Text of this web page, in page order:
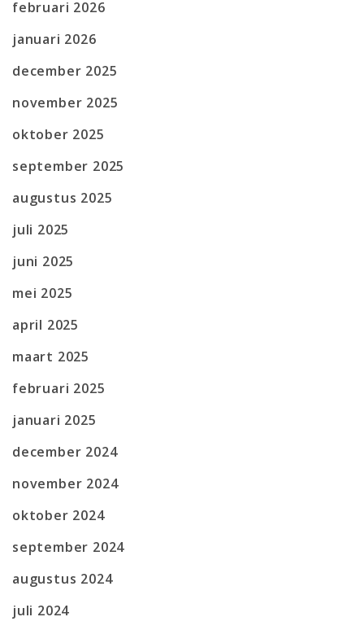
februari 2026
januari 2026
december 2025
november 2025
oktober 2025
september 2025
augustus 2025
juli 2025
juni 2025
mei 2025
april 2025
maart 2025
februari 2025
januari 2025
december 2024
november 2024
oktober 2024
september 2024
augustus 2024
juli 2024